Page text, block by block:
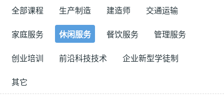
全部课程
生产制造 建造师 交通运输
家庭服务 休闲服务 餐饮服务 管理服务
创业培训 前沿科技技术 企业新型学徒制
其它